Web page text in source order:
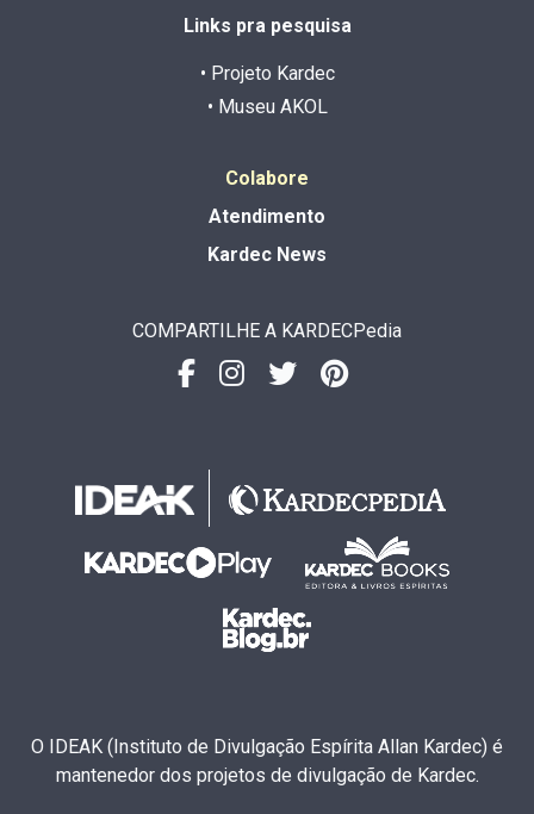
Links pra pesquisa
• Projeto Kardec
• Museu AKOL
Colabore
Atendimento
Kardec News
COMPARTILHE A KARDECPedia
O IDEAK (Instituto de Divulgação Espírita Allan Kardec) é
mantenedor dos projetos de divulgação de Kardec.